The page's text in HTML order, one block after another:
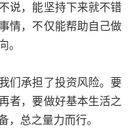
说，能坚持下来就不错
情，不仅能帮助自己做
。
们承担了投资风险。要
者，要做好基本生活之
，总之量力而行。